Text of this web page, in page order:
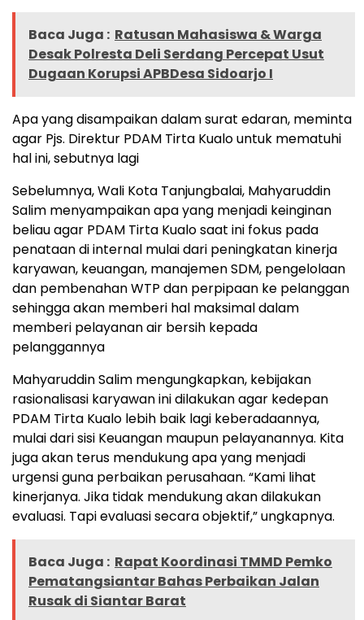
Baca Juga : Ratusan Mahasiswa & Warga
Desak Polresta Deli Serdang Percepat Usut
Dugaan Korupsi APBDesa Sidoarjo I
Apa yang disampaikan dalam surat edaran, meminta
agar Pjs. Direktur PDAM Tirta Kualo untuk mematuhi
hal ini, sebutnya lagi
Sebelumnya, Wali Kota Tanjungbalai, Mahyaruddin
Salim menyampaikan apa yang menjadi keinginan
beliau agar PDAM Tirta Kualo saat ini fokus pada
penataan di internal mulai dari peningkatan kinerja
karyawan, keuangan, manajemen SDM, pengelolaan
dan pembenahan WTP dan perpipaan ke pelanggan
sehingga akan memberi hal maksimal dalam
memberi pelayanan air bersih kepada
pelanggannya
Mahyaruddin Salim mengungkapkan, kebijakan
rasionalisasi karyawan ini dilakukan agar kedepan
PDAM Tirta Kualo lebih baik lagi keberadaannya,
mulai dari sisi Keuangan maupun pelayanannya. Kita
juga akan terus mendukung apa yang menjadi
urgensi guna perbaikan perusahaan. “Kami lihat
kinerjanya. Jika tidak mendukung akan dilakukan
evaluasi. Tapi evaluasi secara objektif,” ungkapnya.
Baca Juga : Rapat Koordinasi TMMD Pemko
Pematangsiantar Bahas Perbaikan Jalan
Rusak di Siantar Barat